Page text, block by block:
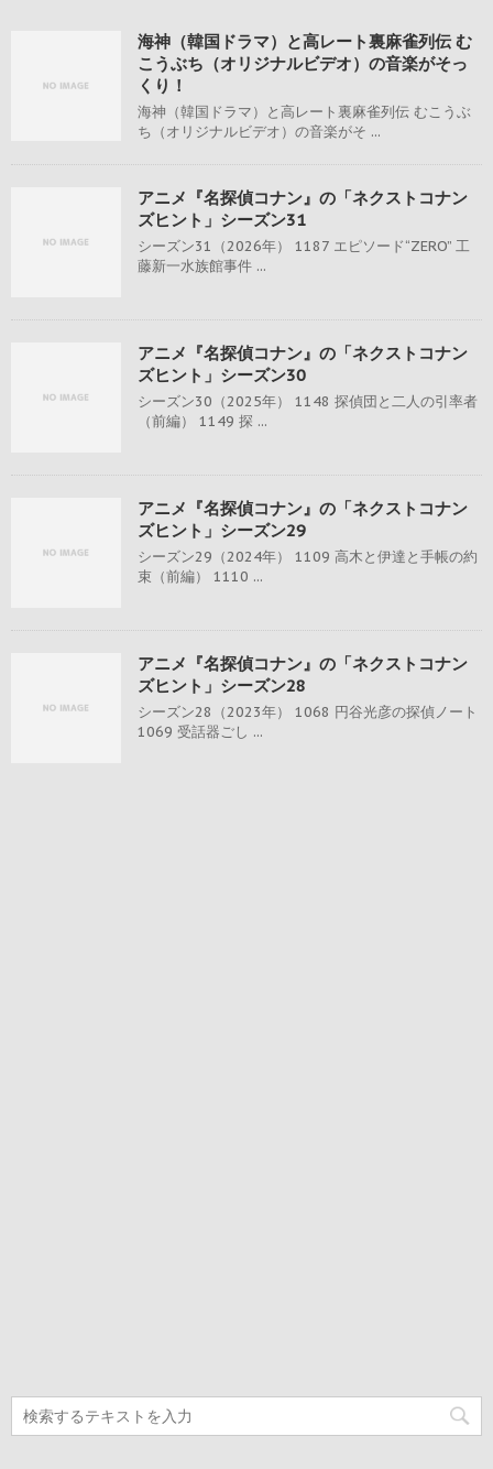
海神（韓国ドラマ）と高レート裏麻雀列伝 む
こうぶち（オリジナルビデオ）の音楽がそっ
くり！
海神（韓国ドラマ）と高レート裏麻雀列伝 むこうぶ
ち（オリジナルビデオ）の音楽がそ ...
アニメ『名探偵コナン』の「ネクストコナン
ズヒント」シーズン31
シーズン31（2026年） 1187 エピソード“ZERO” 工
藤新一水族館事件 ...
アニメ『名探偵コナン』の「ネクストコナン
ズヒント」シーズン30
シーズン30（2025年） 1148 探偵団と二人の引率者
（前編） 1149 探 ...
アニメ『名探偵コナン』の「ネクストコナン
ズヒント」シーズン29
シーズン29（2024年） 1109 高木と伊達と手帳の約
束（前編） 1110 ...
アニメ『名探偵コナン』の「ネクストコナン
ズヒント」シーズン28
シーズン28（2023年） 1068 円谷光彦の探偵ノート
1069 受話器ごし ...